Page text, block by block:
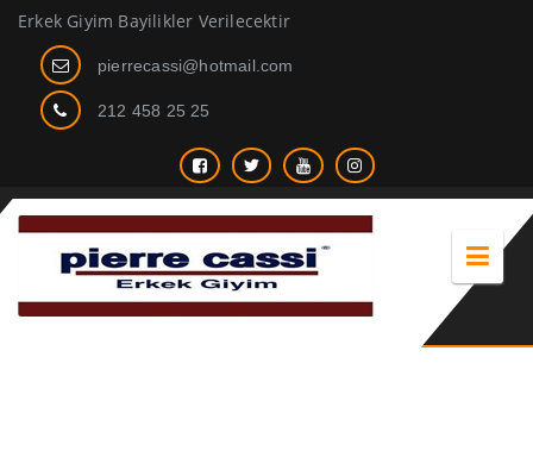
Erkek Giyim Bayilikler Verilecektir
pierrecassi@hotmail.com
212 458 25 25